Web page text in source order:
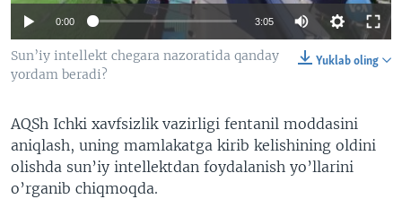
SOUNDCLOUD
VOA
0:00 3:05
Yuklab oling
Sun’iy intellekt chegara nazoratida qanday
yordam beradi?
AQSh Ichki xavfsizlik vazirligi fentanil moddasini
aniqlash, uning mamlakatga kirib kelishining oldini
olishda sun’iy intellektdan foydalanish yo’llarini
o’rganib chiqmoqda.